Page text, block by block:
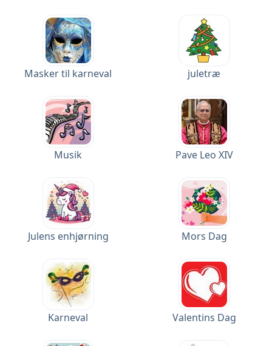
Masker til karneval juletræ
Musik Pave Leo XIV
Julens enhjørning Mors Dag
Karneval Valentins Dag